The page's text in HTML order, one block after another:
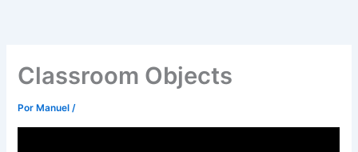
Classroom Objects
Por Manuel/